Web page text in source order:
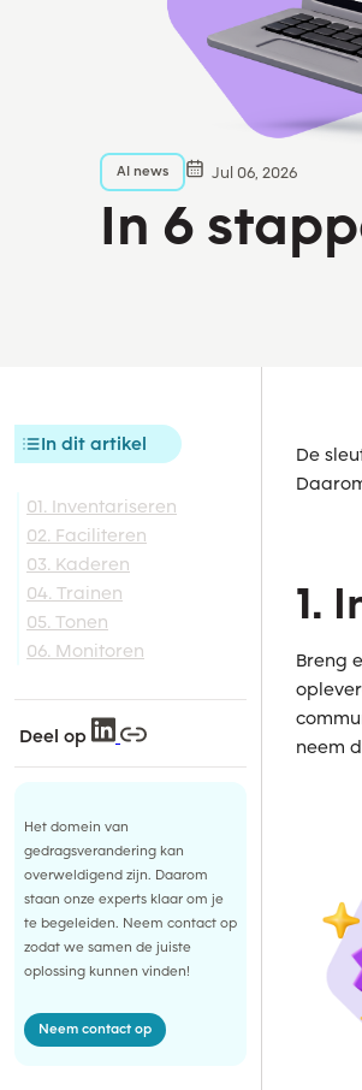
AI news Jul 06, 2026
In 6
In dit artikel
01. Inventariseren
02. Faciliteren
03. Kaderen
04. Trainen
05. Tonen
06. Monitoren
Deel op
Het domein van
gedragsverandering kan
overweldigend zijn. Daarom
staan onze experts klaar om je
te begeleiden. Neem contact op
zodat we samen de juiste
oplossing kunnen vinden!
Neem contact op
De
1.
Breng
neem